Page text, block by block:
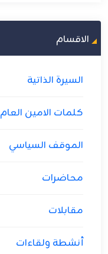
الاقسام
السيرة الذاتية
كلمات الامين العام
الموقف السياسي
محاضرات
مقابلات
أنشطة ولقاءات